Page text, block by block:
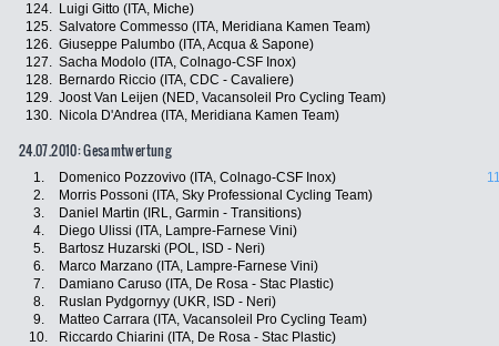
124.
Luigi Gitto (ITA, Miche)
125. Salvatore Commesso (ITA, Meridiana Kamen Team)
126. Giuseppe Palumbo (ITA, Acqua & Sapone)
127. Sacha Modolo (ITA, Colnago-CSF Inox)
128.
Bernardo Riccio (ITA, CDC - Cavaliere)
129. Joost Van Leijen (NED, Vacansoleil Pro Cycling Team)
130.
Nicola D'Andrea (ITA, Meridiana Kamen Team)
24.07.2010: Gesamtwertung
1. Domenico Pozzovivo (ITA, Colnago-CSF Inox)
2.
Morris Possoni (ITA, Sky Professional Cycling Team)
3.
Daniel Martin (IRL, Garmin - Transitions)
4.
Diego Ulissi (ITA, Lampre-Farnese Vini)
5.
Bartosz Huzarski (POL, ISD - Neri)
6.
Marco Marzano (ITA, Lampre-Farnese Vini)
7.
Damiano Caruso (ITA, De Rosa - Stac Plastic)
8.
Ruslan Pydgornyy (UKR, ISD - Neri)
9.
Matteo Carrara (ITA, Vacansoleil Pro Cycling Team)
10.
Riccardo Chiarini (ITA, De Rosa - Stac Plastic)